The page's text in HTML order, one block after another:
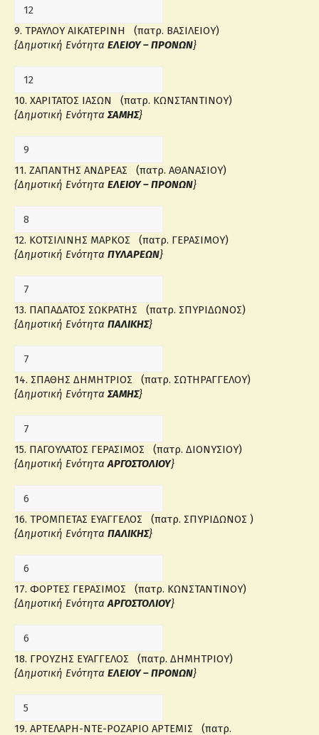
9. ΤΡΑΥΛΟΥ ΑΙΚΑΤΕΡΙΝΗ (πατρ. ΒΑΣΙΛΕΙΟΥ)
{Δημοτική Ενότητα ΕΛΕΙΟΥ – ΠΡΟΝΩΝ}
10. ΧΑΡΙΤΑΤΟΣ ΙΑΣΩΝ (πατρ. ΚΩΝΣΤΑΝΤΙΝΟΥ)
{Δημοτική ΕνότηταΣΑΜΗΣ}
11. ΖΑΠΑΝΤΗΣ ΑΝΔΡΕΑΣ (πατρ. ΑΘΑΝΑΣΙΟΥ)
{Δημοτική Ενότητα ΕΛΕΙΟΥ – ΠΡΟΝΩΝ}
12. ΚΟΤΣΙΛΙΝΗΣ ΜΑΡΚΟΣ (πατρ. ΓΕΡΑΣΙΜΟΥ)
{Δημοτική Ενότητα ΠΥΛΑΡΕΩΝ}
13. ΠΑΠΑΔΑΤΟΣ ΣΩΚΡΑΤΗΣ (πατρ. ΣΠΥΡΙΔΩΝΟΣ)
{Δημοτική Ενότητα ΠΑΛΙΚΗΣ}
14. ΣΠΑΘΗΣ ΔΗΜΗΤΡΙΟΣ (πατρ. ΣΩΤΗΡΑΓΓΕΛΟΥ)
{Δημοτική ΕνότηταΣΑΜΗΣ}
15. ΠΑΓΟΥΛΑΤΟΣ ΓΕΡΑΣΙΜΟΣ (πατρ. ΔΙΟΝΥΣΙΟΥ)
{Δημοτική ΕνότηταΑΡΓΟΣΤΟΛΙΟΥ}
16. ΤΡΟΜΠΕΤΑΣ ΕΥΑΓΓΕΛΟΣ (πατρ. ΣΠΥΡΙΔΩΝΟΣ )
{Δημοτική Ενότητα ΠΑΛΙΚΗΣ}
17. ΦΟΡΤΕΣ ΓΕΡΑΣΙΜΟΣ (πατρ. ΚΩΝΣΤΑΝΤΙΝΟΥ)
{Δημοτική ΕνότηταΑΡΓΟΣΤΟΛΙΟΥ}
18. ΓΡΟΥΖΗΣ ΕΥΑΓΓΕΛΟΣ (πατρ. ΔΗΜΗΤΡΙΟΥ)
{Δημοτική Ενότητα ΕΛΕΙΟΥ – ΠΡΟΝΩΝ}
19. ΑΡΤΕΛΑΡΗ-ΝΤΕ-ΡΟΖΑΡΙΟ ΑΡΤΕΜΙΣ (πατρ.